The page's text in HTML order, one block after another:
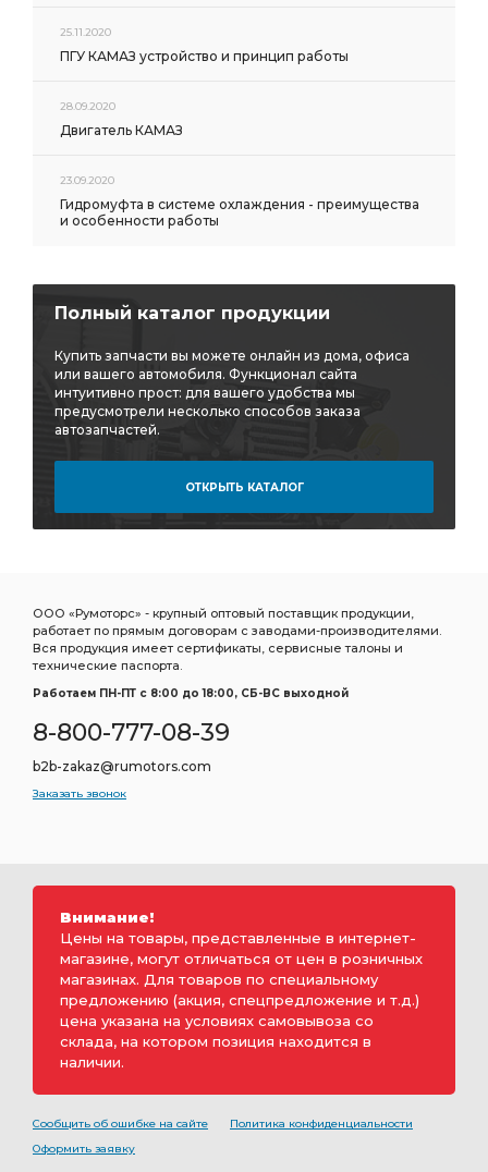
25.11.2020
ПГУ КАМАЗ устройство и принцип работы
28.09.2020
Двигатель КАМАЗ
23.09.2020
Гидромуфта в системе охлаждения - преимущества
и особенности работы
Полный каталог продукции
Купить запчасти вы можете онлайн из дома, офиса
или вашего автомобиля. Функционал сайта
интуитивно прост: для вашего удобства мы
предусмотрели несколько способов заказа
автозапчастей.
ОТКРЫТЬ КАТАЛОГ
ООО «Румоторс» - крупный оптовый поставщик продукции,
работает по прямым договорам с заводами-производителями.
Вся продукция имеет сертификаты, сервисные талоны и
технические паспорта.
Работаем ПН-ПТ c 8:00 до 18:00, СБ-ВС выходной
8-800-777-08-39
b2b-zakaz@rumotors.com
Заказать звонок
Внимание!
Цены на товары, представленные в интернет-
магазине, могут отличаться от цен в розничных
магазинах. Для товаров по специальному
предложению (акция, спецпредложение и т.д.)
цена указана на условиях самовывоза со
склада, на котором позиция находится в
наличии.
Сообщить об ошибке на сайте
Политика конфиденциальности
Оформить заявку